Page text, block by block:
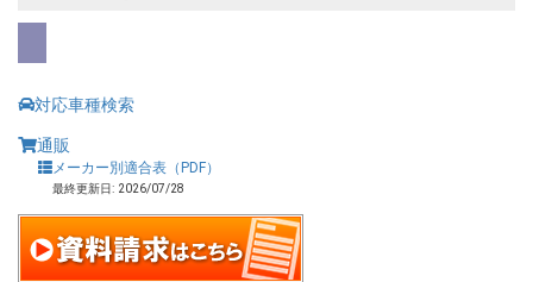
対応車種検索
通販
メーカー別適合表（PDF）
最終更新日: 2026/07/28